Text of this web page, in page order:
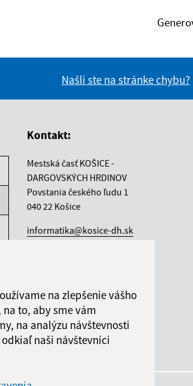
na zlepšenie vášho
to, aby sme vám
na analýzu návštevnosti
naši návštevníci
Našli ste na stránke chybu?
Kontakt:
Mestská časť KOŠICE -
DARGOVSKÝCH HRDINOV
Povstania českého ľudu 1
040 22 Košice
informatika@kosice-dh.sk